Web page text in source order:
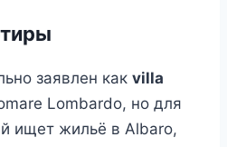
заявлен как villa
Lombardo, но для
ищет жильё в Albaro,